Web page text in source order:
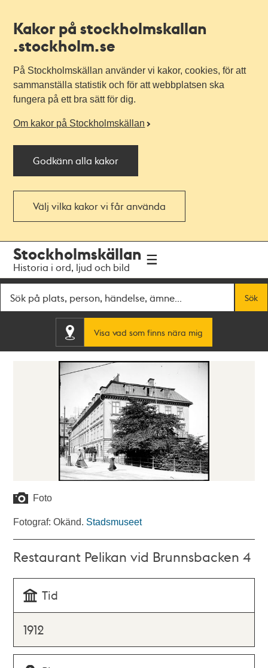
Kakor på stockholmskallan
.stockholm.se
På Stockholmskällan använder vi kakor, cookies, för att
sammanställa statistik och för att webbplatsen ska
fungera på ett bra sätt för dig.
Om kakor på Stockholmskällan
Godkänn alla kakor
Välj vilka kakor vi får använda
navigationen
huvudinnehållet
Stockholmskällan
Historia i ord, ljud och bild
Sök
Visa vad som finns nära mig
Foto
Fotograf: Okänd. Stadsmuseet
Restaurant Pelikan vid Brunnsbacken 4
Tid
1912